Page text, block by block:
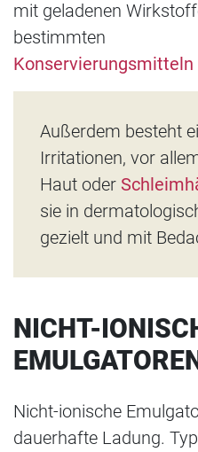
mit geladenen
bestimmten
Konservierungsmitteln
Außerdem besteht
Irritationen, vor
Haut oder
sie in
gezielt und mit
NICHT-
Nicht-ionische
dauerhafte Ladung.